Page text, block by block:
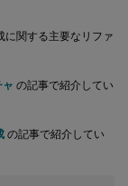
に関する主要なリファ
ャ の記事で紹介してい
の記事で紹介してい